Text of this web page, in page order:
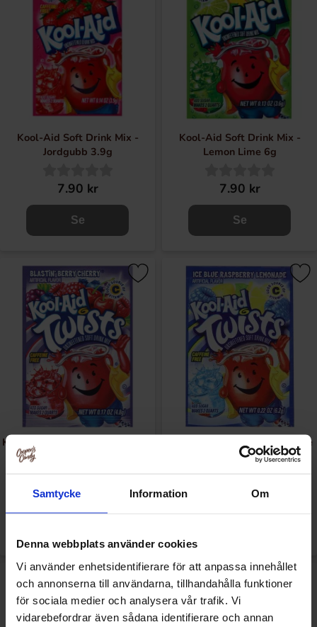
Samtycke Information Om
Denna webbplats använder cookies
Vi använder enhetsidentifierare för att anpassa innehållet
och annonserna till användarna, tillhandahålla funktioner
för sociala medier och analysera vår trafik. Vi
vidarebefordrar även sådana identifierare och annan
Kool-Aid Soft Drink Mix -
Jordgubb 3.9g
7.90 kr
Se
Kool-Aid Soft Drink Mix -
Lemon Lime 6g
7.90 kr
Se
Kool-Aid Soft Drink Mix - Berry
7.90 kr
Kool-Aid Soft Drink Mix - Blue
Raspberry Lemonade 6.2g
7.90 kr